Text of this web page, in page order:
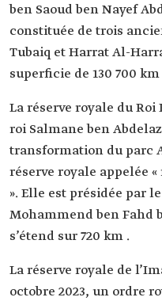
ben Saoud ben Nayef
constituée de trois
Tubaiq et Harrat Al-
superficie de 130 700 km
La réserve royale du Roi
roi Salmane ben
transformation du parc
réserve royale appelée
». Elle est présidée par
Mohammend ben Fahd
s’étend sur 720 km .
La réserve royale de
octobre 2023, un ordre